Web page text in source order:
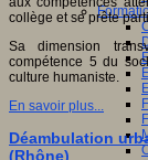
collège et se prête
Sa dimension
compétence 5 du
culture humaniste.
En savoir plus...
Déambulation
(Rhône)